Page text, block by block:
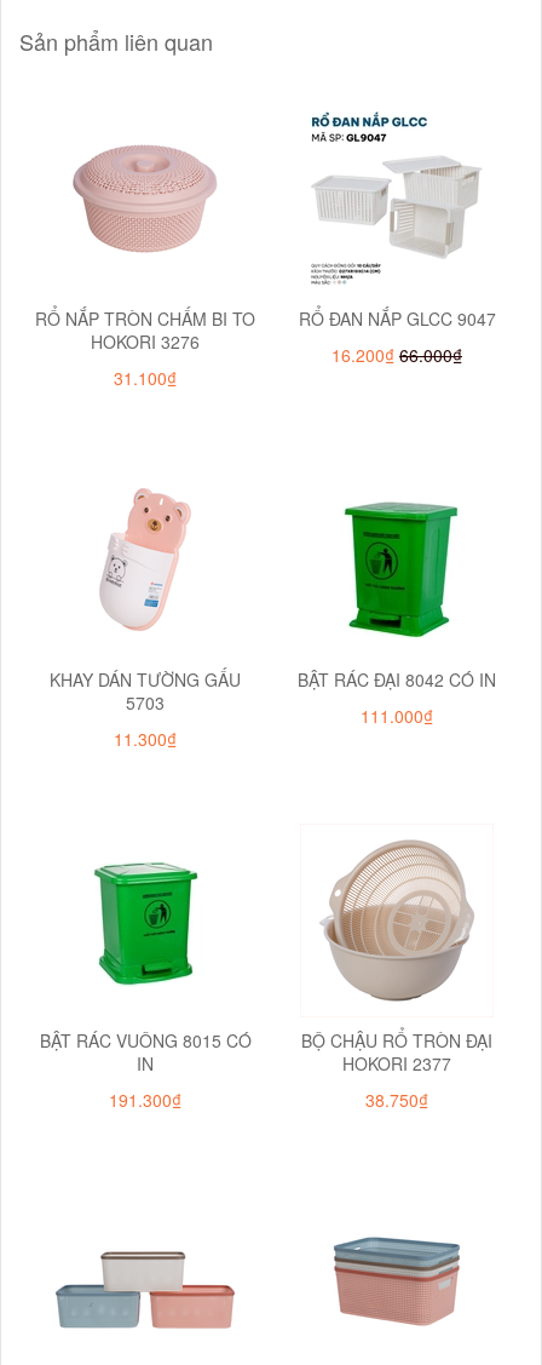
Sản phẩm liên quan
RỔ NẮP TRÒN CHẤM BI TO
HOKORI 3276
31.100₫
RỔ ĐAN NẮP GLCC 9047
16.200₫ 66.000₫
KHAY DÁN TƯỜNG GẤU
5703
11.300₫
BẬT RÁC ĐẠI 8042 CÓ IN
111.000₫
BẬT RÁC VUÔNG 8015 CÓ
IN
191.300₫
BỘ CHẬU RỔ TRÒN ĐẠI
HOKORI 2377
38.750₫